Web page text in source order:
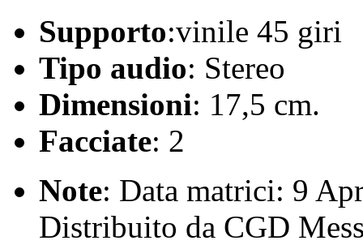
Supporto:vinile 45 giri
Tipo audio: Stereo
Dimensioni: 17,5 cm.
Facciate: 2
Note: Data matrici: 9
Distribuito da CGD